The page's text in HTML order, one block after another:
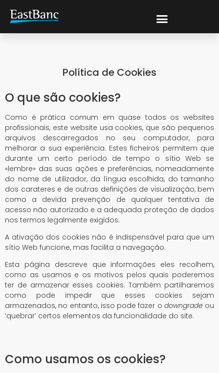
Política de Cookies
O que são cookies?
Como é prática comum em quase todos os websites
profissionais, este website usa cookies, que são pequenos
arquivos descarregados no seu computador, para
melhorar a sua experiência. Estes ficheiros permitem que
durante um certo período de tempo o sítio Web se
«lembre» das suas ações e preferências, nomeadamente
do nome de utilizador, da língua escolhida, do tamanho
dos carateres e de outras definições de visualização, bem
como a devida prevenção de qualquer tentativa de
acesso não autorizado e a adequada proteção de dados
nos termos legalmente exigidos.
A ativação dos cookies não é indispensável para que um
sítio Web funcione, mas facilita a navegação.
Esta página descreve que informações eles recolhem,
como as usamos e os motivos pelos quais poderemos
ter de armazenar esses cookies. Também partilharemos
como pode impedir que esses cookies sejam
armazenados, no entanto, isso pode fazer o downgrade ou
‘quebrar’ certos elementos da funcionalidade do site.
Como usamos os cookies?